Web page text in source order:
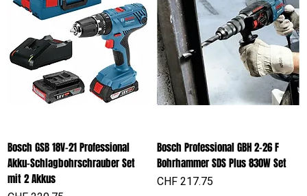
Bosch GSB 18V-21 Professional
Akku-Schlagbohrschrauber Set
mit 2 Akkus
Bosch Professional GBH 2-26 F
Bohrhammer SDS Plus 830W Set
Preis
CHF 217.75